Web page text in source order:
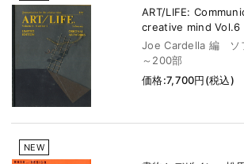
ART/LIFE:
creative mind
Joe Cardella 編 ソ
～200部
価格:7,700円(税込)
NEW